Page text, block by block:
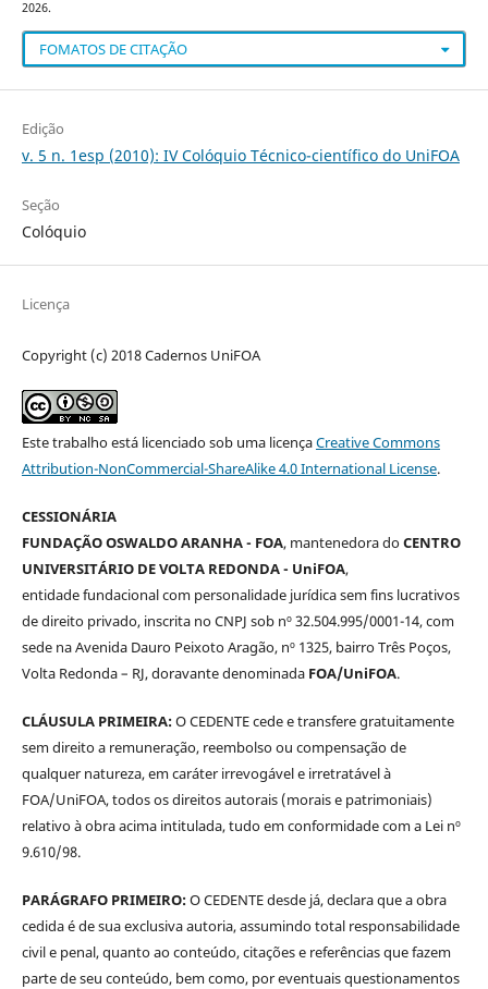
2026.
FOMATOS DE CITAÇÃO
Edição
v. 5 n. 1esp (2010): IV Colóquio Técnico-científico do UniFOA
Seção
Colóquio
Licença
Copyright (c) 2018 Cadernos UniFOA
Este trabalho está licenciado sob uma licençaCreative Commons
Attribution-NonCommercial-ShareAlike 4.0 International License.
CESSIONÁRIA
FUNDAÇÃO OSWALDO ARANHA - FOA, mantenedora doCENTRO
UNIVERSITÁRIO DE VOLTA REDONDA - UniFOA,
entidade fundacional com personalidade jurídica sem fins lucrativos
de direito privado, inscrita no CNPJ sob nº 32.504.995/0001-14, com
sede na Avenida Dauro Peixoto Aragão, nº 1325, bairro Três Poços,
Volta Redonda – RJ, doravante denominada FOA/UniFOA.
CLÁUSULA PRIMEIRA:O CEDENTE cede e transfere gratuitamente
sem direito a remuneração, reembolso ou compensação de
qualquer natureza, em caráter irrevogável e irretratável à
FOA/UniFOA, todos os direitos autorais (morais e patrimoniais)
relativo à obra acima intitulada, tudo em conformidade com a Lei nº
9.610/98.
PARÁGRAFO PRIMEIRO:O CEDENTE desde já, declara que a obra
cedida é de sua exclusiva autoria, assumindo total responsabilidade
civil e penal, quanto ao conteúdo, citações e referências que fazem
parte de seu conteúdo, bem como, por eventuais questionamentos